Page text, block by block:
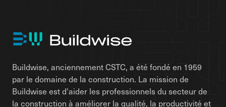
Buildwise, anciennement CSTC, a été fondé en 1959
par le domaine de la construction. La mission de
Buildwise est d'aider les professionnels du secteur de
la construction à améliorer la qualité, la productivité et